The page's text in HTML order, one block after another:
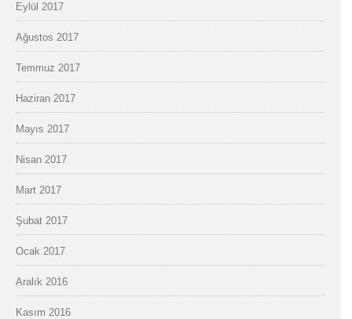
Eylül 2017
Ağustos 2017
Temmuz 2017
Haziran 2017
Mayıs 2017
Nisan 2017
Mart 2017
Şubat 2017
Ocak 2017
Aralık 2016
Kasım 2016